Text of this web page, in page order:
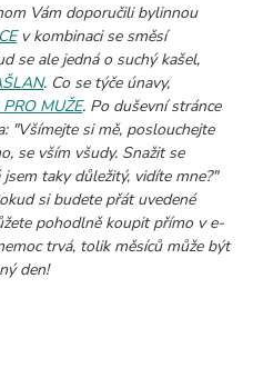
Vám doporučili bylinnou
v kombinaci se směsí
se ale jedná o suchý kašel,
. Co se týče únavy,
MUŽE. Po duševní stránce
"Všímejte si mě, poslouchejte
se vším všudy. Snažit se
taky důležitý, vidíte mne?"
si budete přát uvedené
pohodlně koupit přímo v e-
trvá, tolik měsíců může být
den!